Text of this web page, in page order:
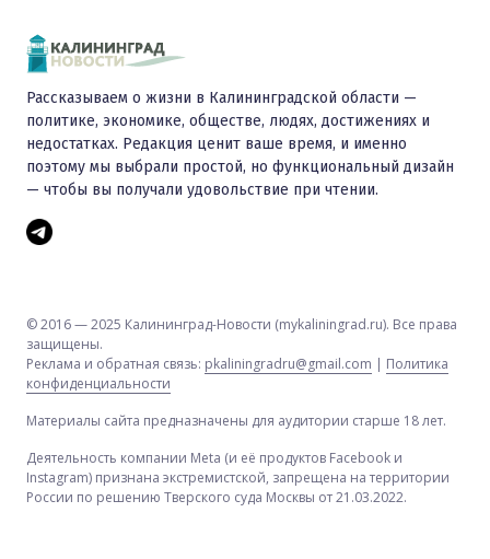
Рассказываем о жизни в Калининградской области —
политике, экономике, обществе, людях, достижениях и
недостатках. Редакция ценит ваше время, и именно
поэтому мы выбрали простой, но функциональный дизайн
— чтобы вы получали удовольствие при чтении.
© 2016 — 2025 Калининград-Новости (mykaliningrad.ru). Все права
защищены.
Реклама и обратная связь: pkaliningradru@gmail.com | Политика
конфиденциальности
Материалы сайта предназначены для аудитории старше 18 лет.
Деятельность компании Meta (и её продуктов Facebook и
Instagram) признана экстремистской, запрещена на территории
России по решению Тверского суда Москвы от 21.03.2022.